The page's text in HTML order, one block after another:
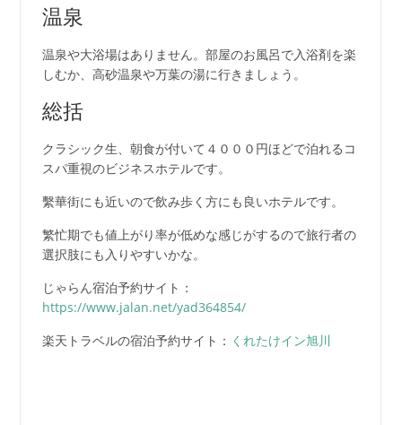
温泉
温泉や大浴場はありません。部屋のお風呂で入浴剤を楽
しむか、高砂温泉や万葉の湯に行きましょう。
総括
クラシック生、朝食が付いて４０００円ほどで泊れるコ
スパ重視のビジネスホテルです。
繫華街にも近いので飲み歩く方にも良いホテルです。
繁忙期でも値上がり率が低めな感じがするので旅行者の
選択肢にも入りやすいかな。
じゃらん宿泊予約サイト：
https://www.jalan.net/yad364854/
楽天トラベルの宿泊予約サイト： くれたけイン旭川